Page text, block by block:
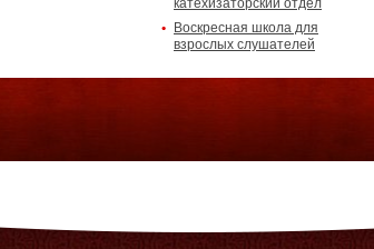
катехизаторский отдел
Воскресная школа для
взрослых слушателей